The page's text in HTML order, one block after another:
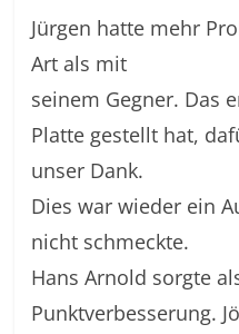
Jürgen hatte mehr
Art als mit
seinem Gegner. Das
Platte gestellt hat,
unser Dank.
Dies war wieder ein
nicht schmeckte.
Hans Arnold sorgte
Punktverbesserung.